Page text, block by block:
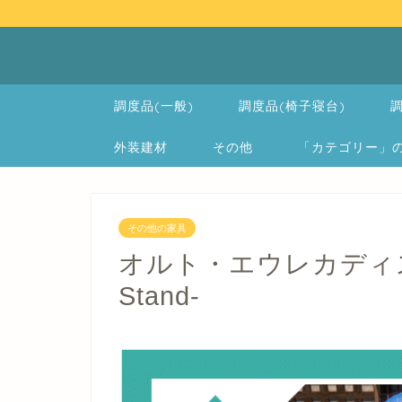
調度品(一般) 調度品(椅子寝台)
外装建材 その他 「カテゴリー
その他の家具
オルト・エウレカデ
Stand-